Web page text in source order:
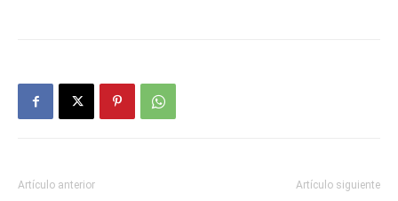
Artículo anterior Artículo siguiente